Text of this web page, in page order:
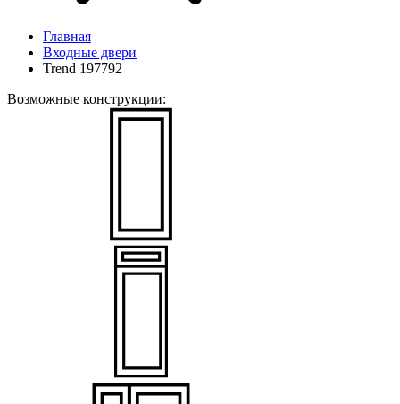
Главная
Входные двери
Trend 197792
Возможные конструкции: